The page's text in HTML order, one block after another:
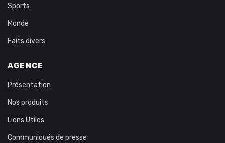
Sports
Monde
Faits divers
AGENCE
Présentation
Nos produits
Liens Utiles
Communiqués de presse